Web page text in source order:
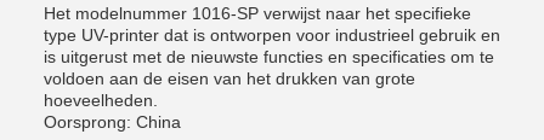
Het modelnummer 1016-SP verwijst naar het specifieke
type UV-printer dat is ontworpen voor industrieel gebruik en
is uitgerust met de nieuwste functies en specificaties om te
voldoen aan de eisen van het drukken van grote
hoeveelheden.
Oorsprong: China